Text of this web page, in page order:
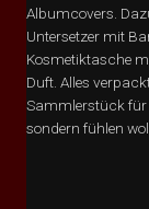
Albumcovers.
Untersetzer mit
Kosmetiktasche
Duft. Alles
Sammlerstück für
sondern fühlen